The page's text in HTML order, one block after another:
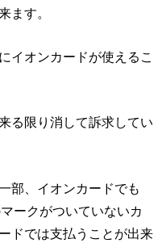
ます。
イオンカードが使えるこ
る限り消して訴求してい
部、イオンカードでも
ークがついていないカ
ドでは支払うことが出来